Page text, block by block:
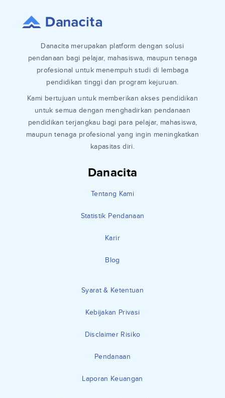
Danacita
Tentang Kami
Statistik Pendanaan
Karir
Blog
Syarat & Ketentuan
Kebijakan Privasi
Disclaimer Risiko
Pendanaan
Laporan Keuangan
Danacita merupakan platform dengan solusi
pendanaan bagi pelajar, mahasiswa, maupun tenaga
profesional untuk menempuh studi di lembaga
pendidikan tinggi dan program kejuruan.
Kami bertujuan untuk memberikan akses pendidikan
untuk semua dengan menghadirkan pendanaan
pendidikan terjangkau bagi para pelajar, mahasiswa,
maupun tenaga profesional yang ingin meningkatkan
kapasitas diri.